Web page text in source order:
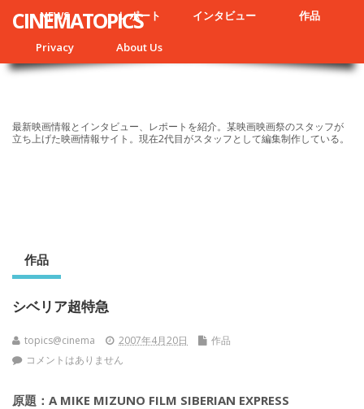
NEWS レポート インタビュー 作品
Privacy About Us
CINEMATOPICS
最新映画情報とインタビュー、レポートを紹介。某映画映画祭のスタッフが
立ち上げた映画情報サイト。現在2代目がスタッフとして編集制作している。
作品
シベリア超特急
topics@cinema 2007年4月20日
作品
コメントはありません
原題：A MIKE MIZUNO FILM SIBERIAN EXPRESS